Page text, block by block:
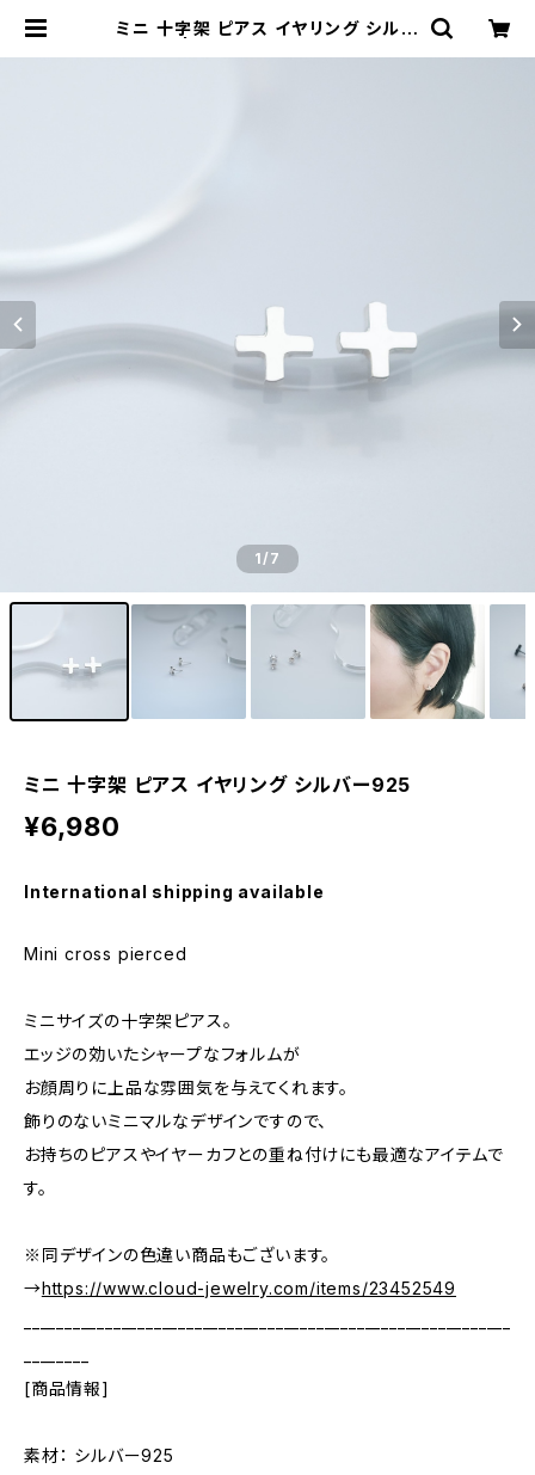
ミニ 十字架 ピアス イヤリング シルバ
1/7
ミニ 十字架 ピアス イヤリング シルバー925
¥6,980
International shipping available
Mini cross pierced
ミニサイズの十字架ピアス。
エッジの効いたシャープなフォルムが
お顔周りに上品な雰囲気を与えてくれます。
飾りのないミニマルなデザインですので、
お持ちのピアスやイヤーカフとの重ね付けにも最適なアイテムで
す。
※同デザインの色違い商品もございます。
→https://www.cloud-jewelry.com/items/23452549
[商品情報]
素材： シルバー925